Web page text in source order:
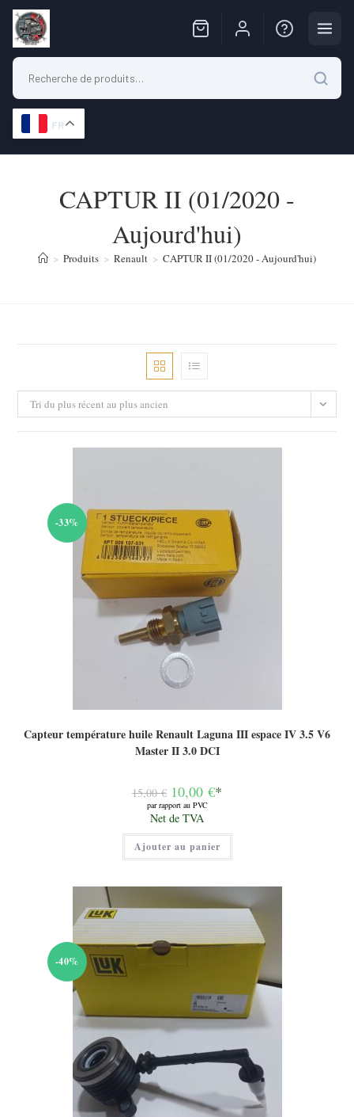
FR
CAPTUR II (01/2020 -
Aujourd'hui)
> Produits > Renault > CAPTUR II (01/2020 - Aujourd'hui)
Tri du plus récent au plus ancien
-33%
Capteur température huile Renault Laguna III espace IV 3.5 V6
Master II 3.0 DCI
15,00€ Le
prix
initial
était :
15,00 €.
10,00 €*
par rapport au PVC
Le
prix
actuel
est :
10,00 €.
Net de TVA
Ajouter au panier
-40%